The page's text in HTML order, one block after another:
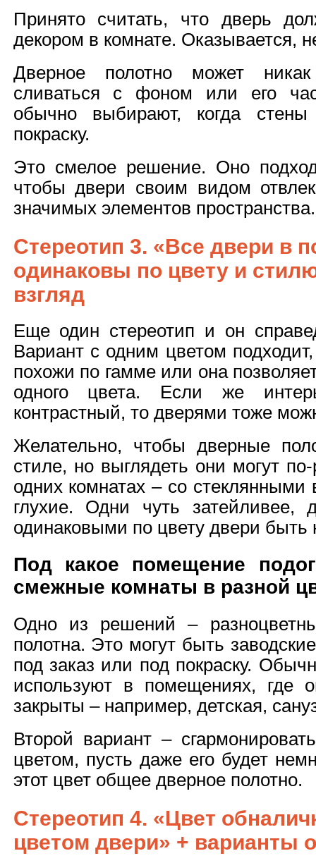
Принято считать, что дверь
декором в комнате. Оказывается,
Дверное полотно может
сливаться с фоном или его
обычно выбирают, когда
покраску.
Это смелое решение. Оно
чтобы двери своим видом
значимых элементов
Стереотип 3. «Все двери в
одинаковы по цвету и
взгляд
Еще один стереотип и он
Вариант с одним цветом
похожи по гамме или она
одного цвета. Если же
контрастный, то дверями тоже
Желательно, чтобы дверные
стиле, но выглядеть они могут
одних комнатах – со стеклянными
глухие. Одни чуть затейливее,
одинаковыми по цвету двери быть
Под какое помещение
смежные комнаты в разной
Одно из решений –
полотна. Это могут быть
под заказ или под покраску.
используют в помещениях, где
закрыты – например, детская,
Второй вариант –
цветом, пусть даже его будет
этот цвет общее дверное полотно.
Стереотип 4. «Цвет
цветом двери» + варианты